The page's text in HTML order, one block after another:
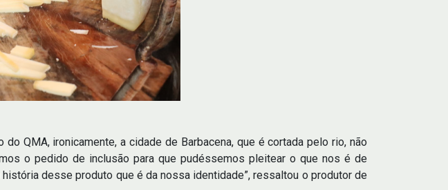
QMA, ironicamente, a cidade de Barbacena, que é cortada pelo rio, não
o pedido de inclusão para que pudéssemos pleitear o que nos é de
desse produto que é da nossa identidade”, ressaltou o produtor de